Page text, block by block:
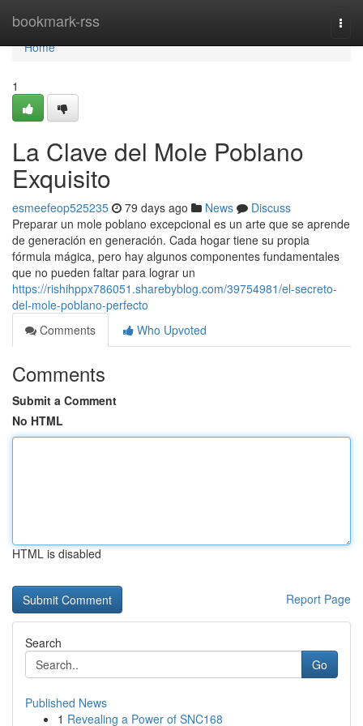
bookmark-rss
Home
Home
1
La Clave del Mole Poblano
Exquisito
esmeefeop525235 79 days ago News
Discuss
Preparar un mole poblano excepcional es un arte que se aprende
de generación en generación. Cada hogar tiene su propia
fórmula mágica, pero hay algunos componentes fundamentales
que no pueden faltar para lograr un
https://rishihppx786051.sharebyblog.com/39754981/el-secreto-
del-mole-poblano-perfecto
Comments
Who Upvoted
Comments
Submit a Comment
No HTML
HTML is disabled
Report Page
Search
Go
Published News
1 Revealing a Power of SNC168